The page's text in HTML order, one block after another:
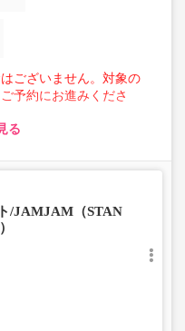
ございません。対象の
予約にお進みくださ
のものをおひとり様1
は車内持ち込みも不
ボード等の大きな荷
ト、
荷物」の条件を満たさ
る
/JAMJAM（STAN